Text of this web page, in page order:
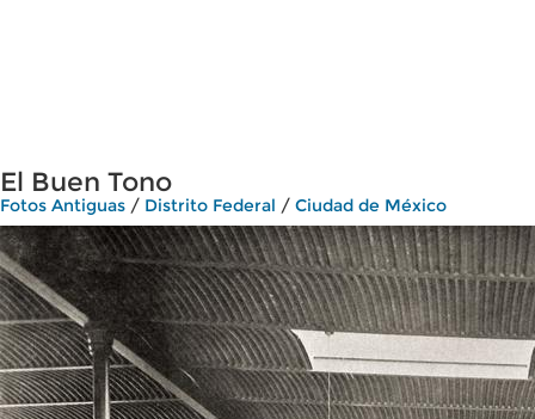
El Buen Tono
Fotos Antiguas / Distrito Federal / Ciudad de México